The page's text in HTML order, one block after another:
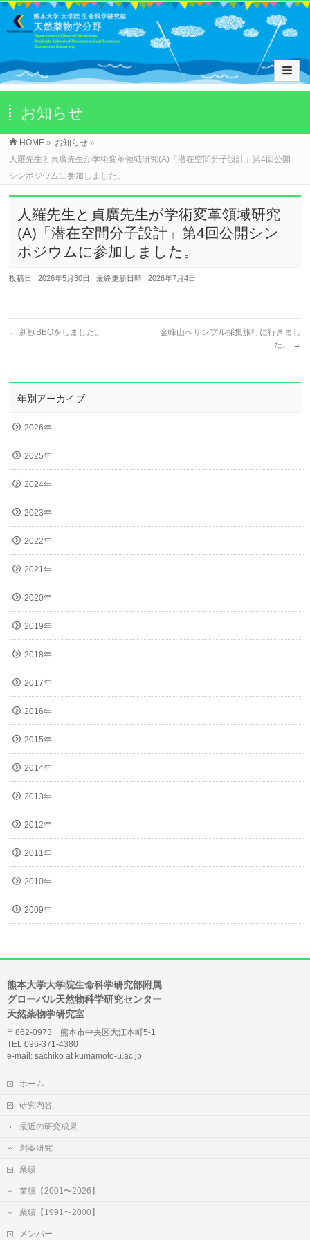
お知らせ
HOME » お知らせ »
人羅先生と貞廣先生が学術変革領域研究(A)「潜在空間分子設計」第4回公開
シンポジウムに参加しました。
人羅先生と貞廣先生が学術変革領域研究
(A)「潜在空間分子設計」第4回公開シン
ポジウムに参加しました。
投稿日 : 2026年5月30日 最終更新日時 : 2026年7月4日
← 新歓BBQをしました。
金峰山へサンプル採集旅行に行きまし
た。
→
年別アーカイブ
2026年
2025年
2024年
2023年
2022年
2021年
2020年
2019年
2018年
2017年
2016年
2015年
2014年
2013年
2012年
2011年
2010年
2009年
熊本大学大学院生命科学研究部附属
グローバル天然物科学研究センター
天然薬物学研究室
〒862-0973 熊本市中央区大江本町5-1
TEL 096-371-4380
e-mail: sachiko at kumamoto-u.ac.jp
ホーム
研究内容
最近の研究成果
創薬研究
業績
業績【2001〜2026】
業績【1991〜2000】
メンバー